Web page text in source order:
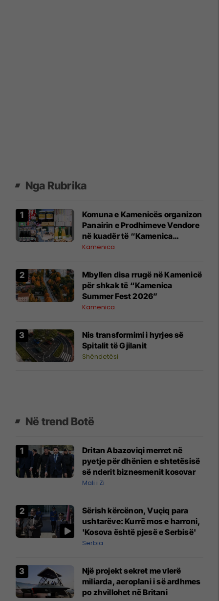
Nga Rubrika
Komuna e Kamenicës organizon
Panairin e Prodhimeve Vendore
në kuadër të “Kamenica
Summer Fest 2026”
Kamenica
Mbyllen disa rrugë në Kamenicë
për shkak të “Kamenica
Summer Fest 2026”
Kamenica
Nis transformimi i hyrjes së
Spitalit të Gjilanit
Shëndetësi
Në trend Botë
Dritan Abazoviqi merret në
pyetje për dhënien e shtetësisë
së nderit biznesmenit kosovar
Mali i Zi
Sërish kërcënon, Vuçiq para
ushtarëve: Kurrë mos e harroni,
'Kosova është pjesë e Serbisë'
Serbia
Një projekt sekret me vlerë
miliarda, aeroplani i së ardhmes
po zhvillohet në Britani